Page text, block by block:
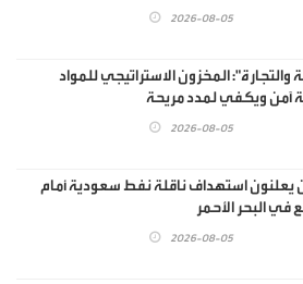
2026-08-05
والتجارة": المخزون الاستراتيجي للمواد
آمن ويكفي لمدد مريحة
2026-08-05
يعلنون استهداف ناقلة نفط سعودية أمام
في البحر الأحمر
2026-08-05